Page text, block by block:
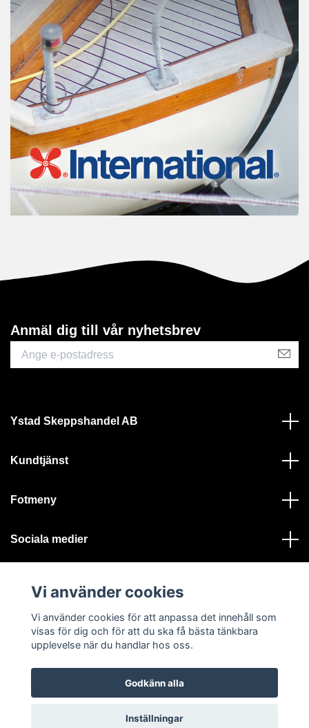
Anmäl dig till vår nyhetsbrev
Ystad Skeppshandel AB
Kundtjänst
Fotmeny
Sociala medier
© 2026 Ystad Skeppshandel - Alla rättigheter reserverade
Vi använder cookies
Vi använder cookies för att anpassa det innehåll som
visas för dig och för att du ska få bästa tänkbara
upplevelse när du handlar hos oss.
Godkänn alla
Inställningar